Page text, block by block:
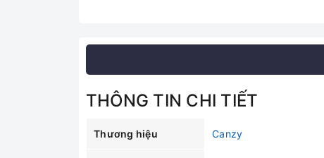
THÔNG TIN CHI TIẾT
Thương hiệu Canzy